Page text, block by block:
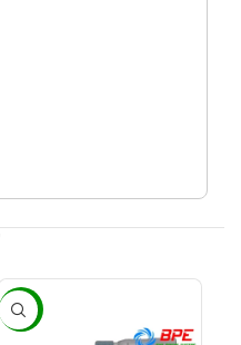
-20%1: 082 234 2688